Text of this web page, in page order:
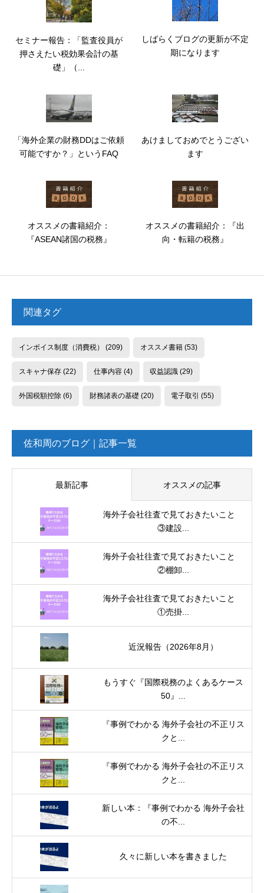
セミナー報告：「監査役員が
押さえたい税効果会計の基
礎」（...
しばらくブログの更新が不定
期になります
「海外企業の財務DDはご依頼
可能ですか？」というFAQ
あけましておめでとうござい
ます
オススメの書籍紹介：
『ASEAN諸国の税務』
オススメの書籍紹介：『出
向・転籍の税務』
関連タグ
インボイス制度（消費税） (209) オススメ書籍(53)
スキャナ保存(22) 仕事内容(4) 収益認識 (29)
外国税額控除(6) 財務諸表の基礎 (20) 電子取引 (55)
佐和周のブログ｜記事一覧
最新記事 オススメの記事
海外子会社往査で見ておきたいこと
③建設...
海外子会社往査で見ておきたいこと
②棚卸...
海外子会社往査で見ておきたいこと
①売掛...
近況報告（2026年8月）
もうすぐ『国際税務のよくあるケース
50』...
『事例でわかる 海外子会社の不正リス
クと...
『事例でわかる 海外子会社の不正リス
クと...
新しい本：『事例でわかる 海外子会社
の不...
久々に新しい本を書きました